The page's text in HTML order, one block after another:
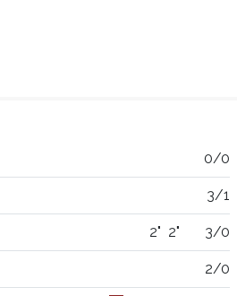
0/0
3/1
2" 2" 3/0
2/0